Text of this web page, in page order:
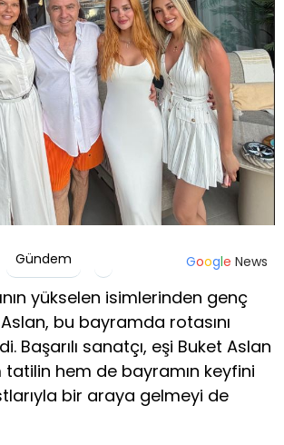
Gündem Google News
yükselen isimlerinden genç
bu bayramda rotasını
Başarılı sanatçı, eşi Buket Aslan
tatilin hem de bayramın keyfini
bir araya gelmeyi de